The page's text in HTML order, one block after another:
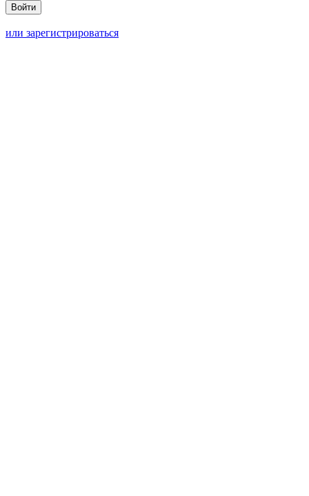
или зарегистрироваться